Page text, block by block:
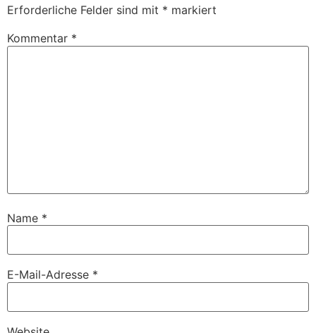
Erforderliche Felder sind mit * markiert
Kommentar *
Name *
E-Mail-Adresse *